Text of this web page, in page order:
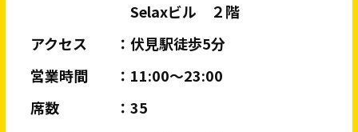
Selaxビル ２階
アクセス
伏見駅徒歩5分
営業時間
11:00〜23:00
席数
35